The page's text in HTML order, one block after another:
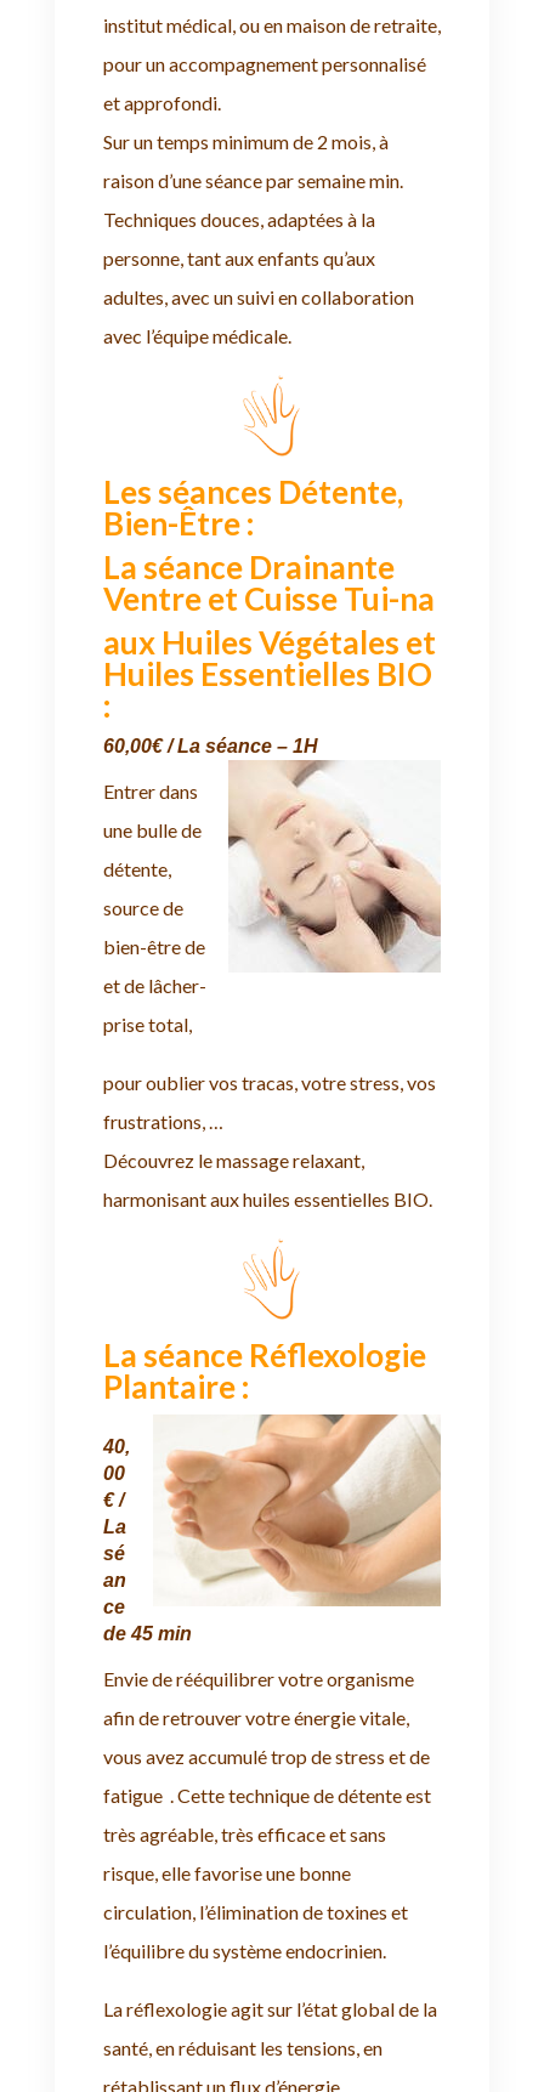
institut médical, ou en maison de retraite,
pour un accompagnement personnalisé
et approfondi.
Sur un temps minimum de 2 mois, à
raison d’une séance par semaine min.
Techniques douces, adaptées à la
personne, tant aux enfants qu’aux
adultes, avec un suivi en collaboration
avec l’équipe médicale.
Les séances Détente,
Bien-Être :
La séance Drainante
Ventre et Cuisse Tui-na
aux Huiles Végétales et
Huiles Essentielles BIO
:
60,00€ / La séance – 1H
Entrer dans
une bulle de
détente,
source de
bien-être de
et de lâcher-
prise total,
pour oublier vos tracas, votre stress, vos
frustrations, …
Découvrez le massage relaxant,
harmonisant aux huiles essentielles BIO.
La séance Réflexologie
Plantaire :
40,
00
€ /
La
sé
an
ce
de 45 min
Envie de rééquilibrer votre organisme
afin de retrouver votre énergie vitale,
vous avez accumulé trop de stress et de
fatigue . Cette technique de détente est
très agréable, très efficace et sans
risque, elle favorise une bonne
circulation, l’élimination de toxines et
l’équilibre du système endocrinien.
La réflexologie agit sur l’état global de la
santé, en réduisant les tensions, en
rétablissant un flux d’énergie